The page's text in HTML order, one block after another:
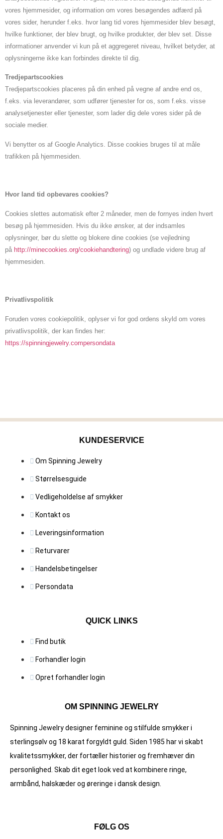
vores hjemmesider, og information om vores besøgendes adfærd på
vores sider, herunder f.eks. hvor lang tid vores hjemmesider blev besøgt,
hvilke funktioner, der blev brugt, og hvilke produkter, der blev set. Disse
informationer anvender vi kun på et aggregeret niveau, hvilket betyder, at
oplysningerne ikke kan forbindes direkte til dig.
Tredjepartscookies
Tredjepartscookies placeres på din enhed på vegne af andre end os,
f.eks. via leverandører, som udfører tjenester for os, som f.eks. visse
analysetjenester eller tjenester, som lader dig dele vores sider på de
sociale medier.
Vi benytter os af Google Analytics. Disse cookies bruges til at måle
trafikken på hjemmesiden.
Hvor land tid opbevares cookies?
Cookies slettes automatisk efter 2 måneder, men de fornyes inden hvert
besøg på hjemmesiden. Hvis du ikke ønsker, at der indsamles
oplysninger, bør du slette og blokere dine cookies (se vejledning
på http://minecookies.org/cookiehandtering) og undlade videre brug af
hjemmesiden.
Privatlivspolitik
Foruden vores cookiepolitik, oplyser vi for god ordens skyld om vores
privatlivspolitik, der kan findes her:
https://spinningjewelry.compersondata
KUNDESERVICE
Om Spinning Jewelry
Størrelsesguide
Vedligeholdelse af smykker
Kontakt os
Leveringsinformation
Returvarer
Handelsbetingelser
Persondata
QUICK LINKS
Find butik
Forhandler login
Opret forhandler login
OM SPINNING JEWELRY
Spinning Jewelry designer feminine og stilfulde smykker i
sterlingsølv og 18 karat forgyldt guld. Siden 1985 har vi skabt
kvalitets­smykker, der fortæller historier og fremhæver din
personlighed. Skab dit eget look ved at kombinere ringe,
armbånd, halskæder og øreringe i dansk design.
FØLG OS